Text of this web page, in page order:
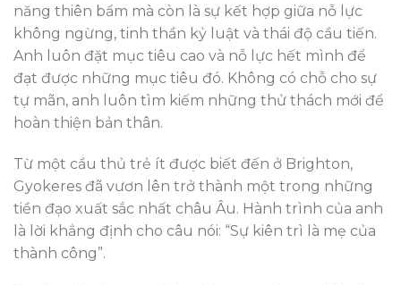
năng thiên bẩm mà còn là sự kết hợp giữa nỗ lực
không ngừng, tinh thần kỷ luật và thái độ cầu tiến.
Anh luôn đặt mục tiêu cao và nỗ lực hết mình để
đạt được những mục tiêu đó. Không có chỗ cho sự
tự mãn, anh luôn tìm kiếm những thử thách mới để
hoàn thiện bản thân.
Từ một cầu thủ trẻ ít được biết đến ở Brighton,
Gyokeres đã vươn lên trở thành một trong những
tiền đạo xuất sắc nhất châu Âu. Hành trình của anh
là lời khẳng định cho câu nói: “Sự kiên trì là mẹ của
thành công”.